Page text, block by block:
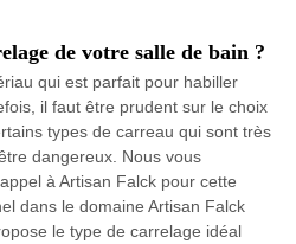
de votre salle de bain ?
qui est parfait pour habiller
il faut être prudent sur le choix
types de carreau qui sont très
dangereux. Nous vous
à Artisan Falck pour cette
dans le domaine Artisan Falck
le type de carrelage idéal